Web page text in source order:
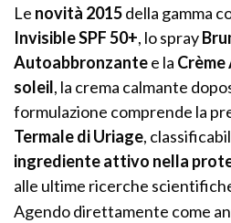
Le novità 2015della gamma
Invisible SPF 50+, lo spray
Autoabbronzantee la
soleil, la crema calmante
formulazione comprende la
Termale di Uriage,
ingrediente attivo nella
alle ultime ricerche
Agendo direttamente come